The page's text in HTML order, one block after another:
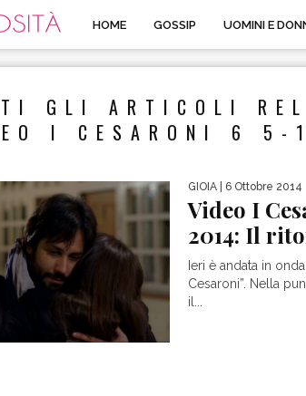
HOME GOSSIP UOMINI E
GLI ARTICOLI
I CESARONI 6 5-
GIOIA | 6 Ottobre 2014
Video I
2014: Il
Ieri è andata in
Cesaroni”. Nella
il...